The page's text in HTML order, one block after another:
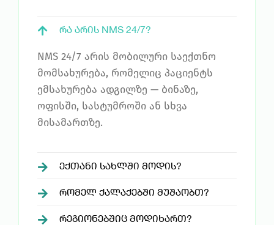
ᲠᲐ ᲐᲠᲘᲡ NMS 24/7?
NMS 24/7 არის მობილური საექთნო
მომსახურება, რომელიც პაციენტს
ემსახურება ადგილზე — ბინაზე,
ოფისში, სასტუმროში ან სხვა
მისამართზე.
ᲔᲥᲗᲐᲜᲘ ᲡᲐᲮᲚᲨᲘ ᲛᲝᲓᲘᲡ?
ᲠᲝᲛᲔᲚ ᲥᲐᲚᲐᲥᲔᲑᲨᲘ ᲛᲣᲨᲐᲝᲑᲗ?
ᲠᲔᲒᲘᲝᲜᲔᲑᲨᲘᲪ ᲛᲝᲓᲘᲮᲐᲠᲗ?